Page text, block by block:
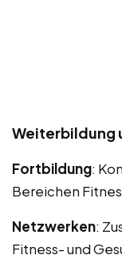
Weiterbildung
Fortbildung:
Bereichen
Netzwerken:
Fitness- und